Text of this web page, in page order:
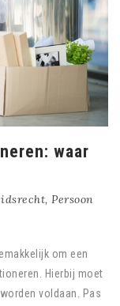
waar
, Persoon
om een
Hierbij moet
voldaan. Pas